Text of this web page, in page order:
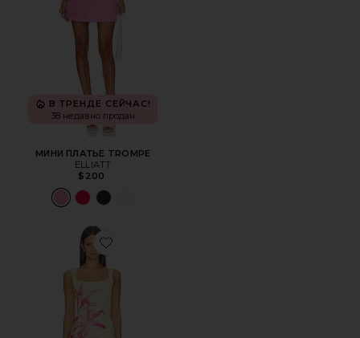
В ТРЕНДЕ СЕЙЧАС!
38 недавно продан
МИНИ ПЛАТЬЕ TROMPE
ELLIATT
$200
Favorite ПЛАТЬЕ MYLES